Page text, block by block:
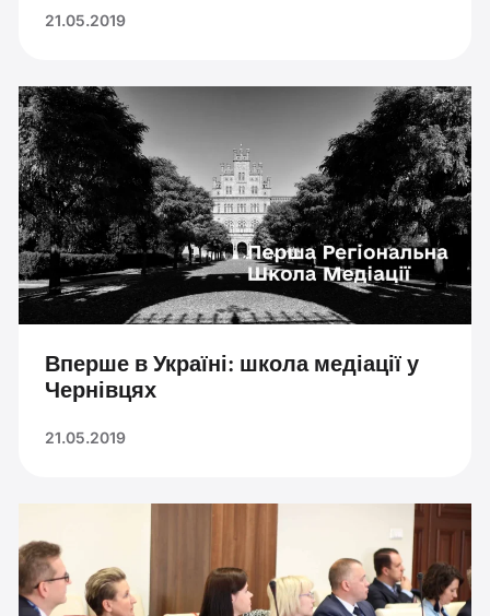
21.05.2019
Вперше в Україні: школа медіації у
Чернівцях
21.05.2019